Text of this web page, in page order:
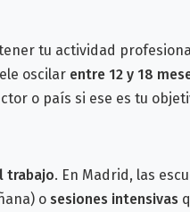
tu actividad
oscilar entre 12 y 18
o país si ese es tu
trabajo. En Madrid, las
o sesiones intensivas